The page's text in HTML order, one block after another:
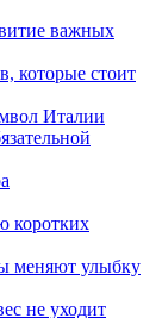
важных
которые стоит
Италии
коротких
меняют улыбку
не уходит